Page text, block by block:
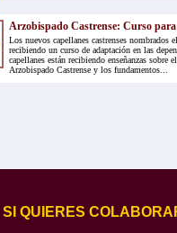
Arzobispado Castrense: Curso para
Los nuevos capellanes castrenses nombrados
recibiendo un curso de adaptación en las
capellanes están recibiendo enseñanzas sobre
Arzobispado Castrense y los fundamentos...
SI QUIERES